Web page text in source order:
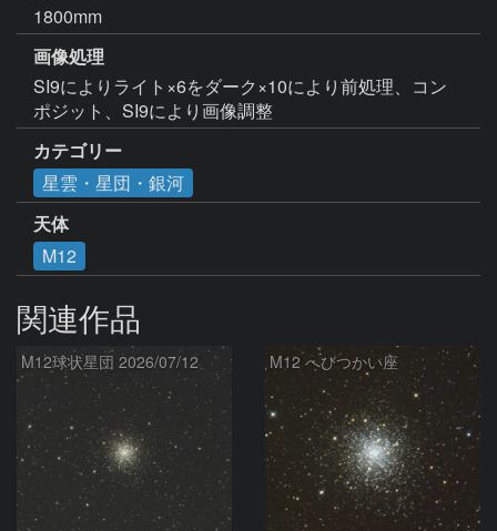
1800mm
画像処理
SI9によりライト×6をダーク×10により前処理、コン
ポジット、SI9により画像調整
カテゴリー
星雲・星団・銀河
天体
M12
関連作品
M12球状星団 2026/07/12 M12 へびつかい座